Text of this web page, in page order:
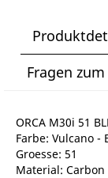
Fragen
ORCA M30i 51
Farbe: Vulcano -
Groesse: 51
Material: Carbon